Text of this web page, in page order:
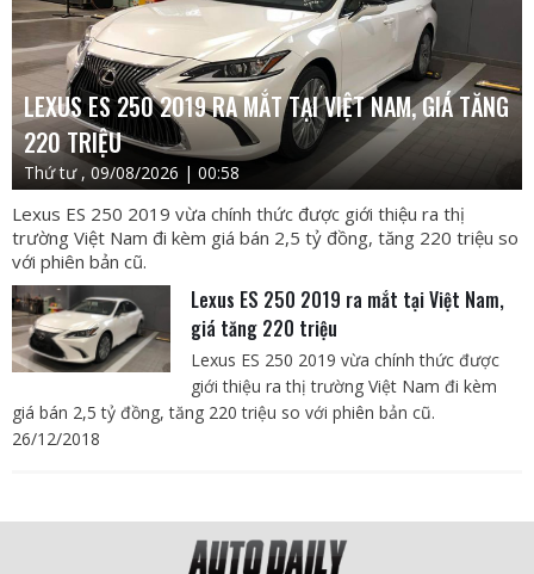
LEXUS ES 250 2019 RA MẮT TẠI VIỆT NAM, GIÁ TĂNG
220 TRIỆU
Thứ tư , 09/08/2026 | 00:58
Lexus ES 250 2019 vừa chính thức được giới thiệu ra thị
trường Việt Nam đi kèm giá bán 2,5 tỷ đồng, tăng 220 triệu so
với phiên bản cũ.
Lexus ES 250 2019 ra mắt tại Việt Nam,
giá tăng 220 triệu
Lexus ES 250 2019 vừa chính thức được
giới thiệu ra thị trường Việt Nam đi kèm
giá bán 2,5 tỷ đồng, tăng 220 triệu so với phiên bản cũ.
26/12/2018